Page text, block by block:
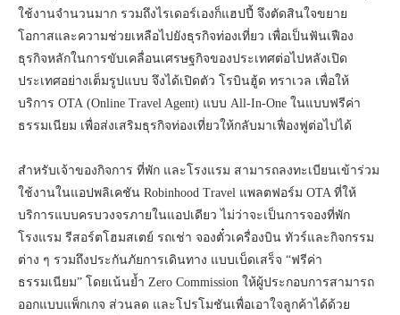
ใช้งานจำนวนมาก รวมถึงไรเดอร์เองก็แฮปปี้ จึงตัดสินใจขยาย
โอกาสและความช่วยเหลือไปยังธุรกิจท่องเที่ยว เพื่อเป็นฟันเฟือง
ธุรกิจหลักในการขับเคลื่อนเศรษฐกิจของประเทศต่อไปหลังเปิด
ประเทศอย่างเต็มรูปแบบ จึงได้เปิดตัว โรบินฮู้ด ทราเวล เพื่อให้
บริการ OTA (Online Travel Agent) แบบ All-In-One ในแบบฟรีค่า
ธรรมเนียม เพื่อส่งเสริมธุรกิจท่องเที่ยวให้กลับมาเฟื่องฟูต่อไปได้
สำหรับเจ้าของกิจการ ที่พัก และโรงแรม สามารถลงทะเบียนเข้าร่วม
ใช้งานในแอปพลิเคชัน Robinhood Travel แพลตฟอร์ม OTA ที่ให้
บริการแบบครบวงจรภายในแอปเดียว ไม่ว่าจะเป็นการจองที่พัก
โรงแรม รีสอร์ตโฮมสเตย์ รถเช่า จองตั๋วเครื่องบิน ทัวร์และกิจกรรม
ต่าง ๆ รวมถึงประกันภัยการเดินทาง แบบเบ็ดเสร็จ “ฟรีค่า
ธรรมเนียม” โดยเน้นย้ำ Zero Commission ให้ผู้ประกอบการสามารถ
ออกแบบแพ็กเกจ ส่วนลด และโปรโมชันเพื่อเอาใจลูกค้าได้ด้วย